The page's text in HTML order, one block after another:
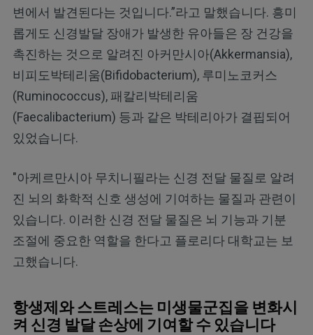
변에서 발견된다는 것입니다.”라고 말했습니다. 흥미
롭게도 신경발달 장애가 발생한 유아들은 장 건강을
촉진하는 것으로 알려진 아커만시아(Akkermansia),
비피도박테리움(Bifidobacterium), 루미노코커스
(Ruminococcus), 패칼리박테리움
(Faecalibacterium) 등과 같은 박테리아가 결핍되어
있었습니다.
"아케르만시아 무치니필라는 신경 전달 물질로 알려
진 뇌의 화학적 신호 생성에 기여하는 물질과 관련이
있습니다. 이러한 신경 전달 물질은 뇌 기능과 기분
조절에 중요한 역할을 한다고 플로리다 대학교는 보
고했습니다.
항생제와 스트레스는 미생물군집을 변화시
켜 신경 발달 손상에 기여할 수 있습니다